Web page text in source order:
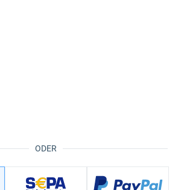
ODER